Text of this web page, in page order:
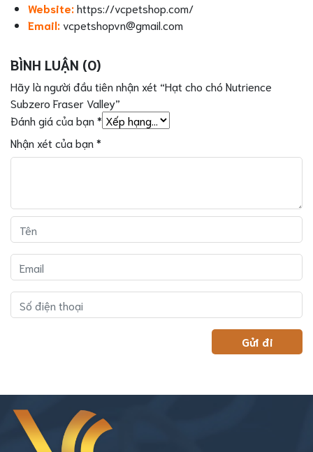
Website:https://vcpetshop.com/
Email: vcpetshopvn@gmail.com
BÌNH LUẬN (0)
Hãy là người đầu tiên nhận xét “Hạt cho chó Nutrience
Subzero Fraser Valley”
Đánh giá của bạn*
Nhận xét của bạn*